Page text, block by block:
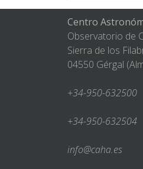
Centro
Observatorio de
Sierra de los
04550 Gérgal
+34-950-632500
+34-950-632504
info@caha.es